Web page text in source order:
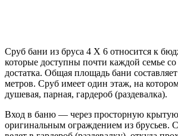
Сруб бани из бруса 4 Х 6 относится к
которые доступны почти каждой семье
достатка. Общая площадь бани
метров. Сруб имеет один этаж, на
душевая, парная, гардероб (раздевалка).
Вход в баню — через просторную крытую
оригинальным ограждением из брусьев.